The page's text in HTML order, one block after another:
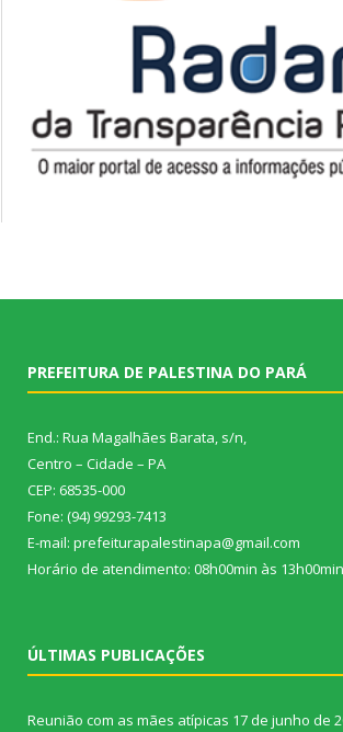
PREFEITURA DE PALESTINA DO PARÁ
End.: Rua Magalhães Barata, s/n,
Centro – Cidade – PA
CEP: 68535-000
Fone: (94) 99293-7413
E-mail: prefeiturapalestinapa@gmail.com
Horário de atendimento: 08h00min às 13h00min
ÚLTIMAS PUBLICAÇÕES
Reunião com as mães atípicas 17 de junho de